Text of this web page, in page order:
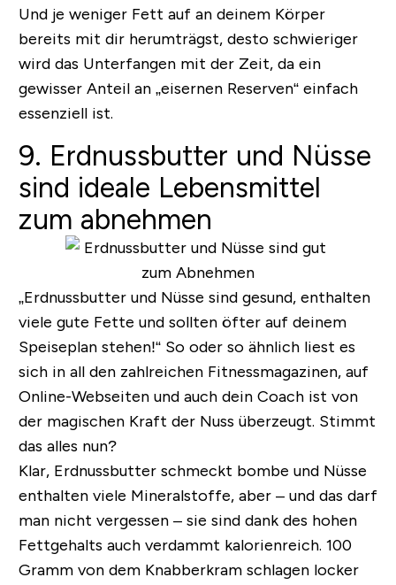
Und je weniger Fett auf an deinem Körper
bereits mit dir herumträgst, desto schwieriger
wird das Unterfangen mit der Zeit, da ein
gewisser Anteil an „eisernen Reserven“ einfach
essenziell ist.
9. Erdnussbutter und Nüsse
sind ideale Lebensmittel
zum abnehmen
„Erdnussbutter und Nüsse sind gesund, enthalten
viele gute Fette und sollten öfter auf deinem
Speiseplan stehen!“So oder so ähnlich liest es
sich in all den zahlreichen Fitnessmagazinen, auf
Online-Webseiten und auch dein Coach ist von
der magischen Kraft der Nuss überzeugt. Stimmt
das alles nun?
Klar, Erdnussbutter schmeckt bombe und Nüsse
enthalten viele Mineralstoffe, aber – und das darf
man nicht vergessen – sie sind dank des hohen
Fettgehalts auch verdammt kalorienreich. 100
Gramm von dem Knabberkram schlagen locker